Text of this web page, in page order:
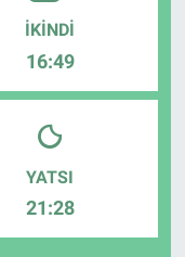
İKINDI
16:49
YATSI
21:28